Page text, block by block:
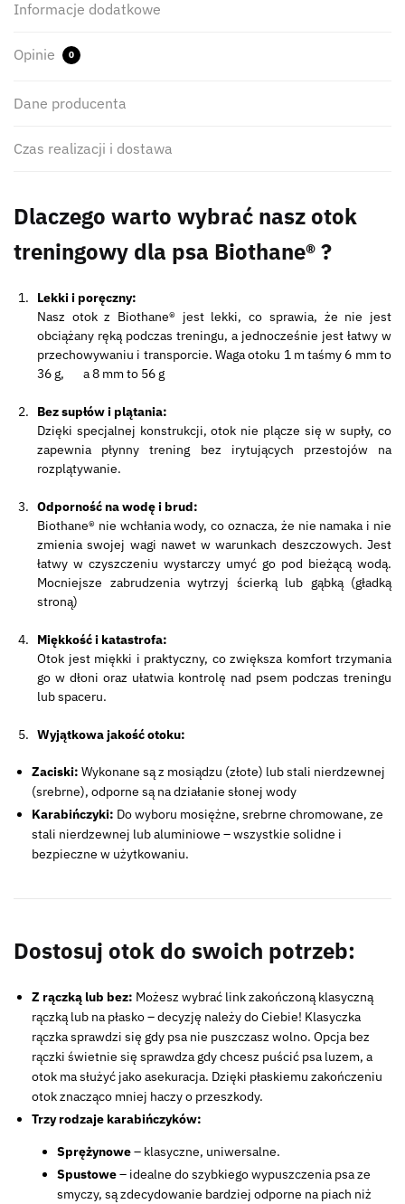
Informacje dodatkowe
Opinie 0
Dane producenta
Czas realizacji i dostawa
Dlaczego warto wybrać nasz otok
treningowy dla psa Biothane®?
Lekki i poręczny:
Nasz otok z Biothane® jest lekki, co sprawia, że ​​nie jest
obciążany ręką podczas treningu, a jednocześnie jest łatwy w
przechowywaniu i transporcie. Waga otoku 1 m taśmy 6 mm to
36 g, a 8 mm to 56 g
Bez supłów i plątania:
Dzięki specjalnej konstrukcji, otok nie plącze się w supły, co
zapewnia płynny trening bez irytujących przestojów na
rozplątywanie.
Odporność na wodę i brud:
Biothane® nie wchłania wody, co oznacza, że ​​nie namaka i nie
zmienia swojej wagi nawet w warunkach deszczowych. Jest
łatwy w czyszczeniu wystarczy umyć go pod bieżącą wodą.
Mocniejsze zabrudzenia wytrzyj ścierką lub gąbką (gładką
stroną)
Miękkość i katastrofa:
Otok jest miękki i praktyczny, co zwiększa komfort trzymania
go w dłoni oraz ułatwia kontrolę nad psem podczas treningu
lub spaceru.
Wyjątkowa jakość otoku:
Zaciski: Wykonane są z mosiądzu (złote) lub stali nierdzewnej
(srebrne), odporne są na działanie słonej wody
Karabińczyki: Do wyboru mosiężne, srebrne chromowane, ze
stali nierdzewnej lub aluminiowe – wszystkie solidne i
bezpieczne w użytkowaniu.
Dostosuj otok do swoich potrzeb:
Z rączką lub bez: Możesz wybrać link zakończoną klasyczną
rączką lub na płasko – decyzję należy do Ciebie! Klasyczka
rączka sprawdzi się gdy psa nie puszczasz wolno. Opcja bez
rączki świetnie się sprawdza gdy chcesz puścić psa luzem, a
otok ma służyć jako asekuracja. Dzięki płaskiemu zakończeniu
otok znacząco mniej haczy o przeszkody.
Trzy rodzaje karabińczyków:
Sprężynowe– klasyczne, uniwersalne.
Spustowe– idealne do szybkiego wypuszczenia psa ze
smyczy, są zdecydowanie bardziej odporne na piach niż